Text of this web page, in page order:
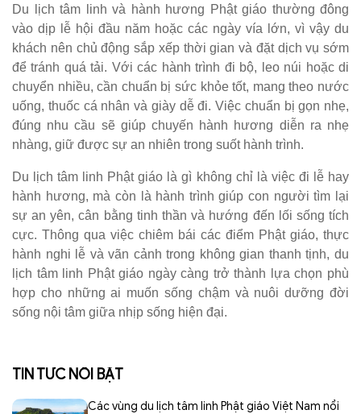
Du lịch tâm linh và hành hương Phật giáo thường đông
vào dịp lễ hội đầu năm hoặc các ngày vía lớn, vì vậy du
khách nên chủ động sắp xếp thời gian và đặt dịch vụ sớm
để tránh quá tải. Với các hành trình đi bộ, leo núi hoặc di
chuyển nhiều, cần chuẩn bị sức khỏe tốt, mang theo nước
uống, thuốc cá nhân và giày dễ đi. Việc chuẩn bị gọn nhẹ,
đúng nhu cầu sẽ giúp chuyến hành hương diễn ra nhẹ
nhàng, giữ được sự an nhiên trong suốt hành trình.
Du lịch tâm linh Phật giáo là gì không chỉ là việc đi lễ hay
hành hương, mà còn là hành trình giúp con người tìm lại
sự an yên, cân bằng tinh thần và hướng đến lối sống tích
cực. Thông qua việc chiêm bái các điểm Phật giáo, thực
hành nghi lễ và vãn cảnh trong không gian thanh tịnh, du
lịch tâm linh Phật giáo ngày càng trở thành lựa chọn phù
hợp cho những ai muốn sống chậm và nuôi dưỡng đời
sống nội tâm giữa nhịp sống hiện đại.
TIN TỨC NỔI BẬT
Các vùng du lịch tâm linh Phật giáo Việt Nam nổi